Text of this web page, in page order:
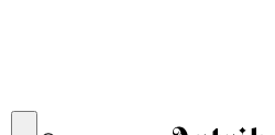
Artribune